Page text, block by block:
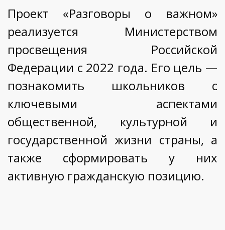
Проект «Разговоры о важном»
реализуется Министерством
просвещения Российской
Федерации с 2022 года. Его цель —
познакомить школьников с
ключевыми аспектами
общественной, культурной и
государственной жизни страны, а
также сформировать у них
активную гражданскую позицию.